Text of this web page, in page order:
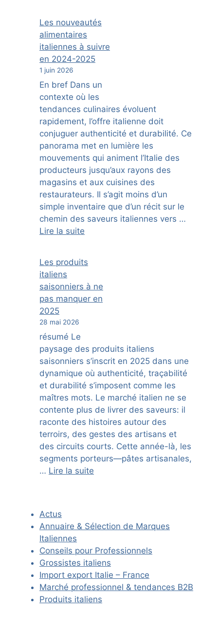
Les nouveautés
alimentaires
italiennes à suivre
en 2024-2025
1 juin 2026
En bref Dans un
contexte où les
tendances culinaires évoluent
rapidement, l’offre italienne doit
conjuguer authenticité et durabilité. Ce
panorama met en lumière les
mouvements qui animent l’Italie des
producteurs jusqu’aux rayons des
magasins et aux cuisines des
restaurateurs. Il s’agit moins d’un
simple inventaire que d’un récit sur le
chemin des saveurs italiennes vers …
Lire la suite
Les produits
italiens
saisonniers à ne
pas manquer en
2025
28 mai 2026
résumé Le
paysage des produits italiens
saisonniers s’inscrit en 2025 dans une
dynamique où authenticité, traçabilité
et durabilité s’imposent comme les
maîtres mots. Le marché italien ne se
contente plus de livrer des saveurs: il
raconte des histoires autour des
terroirs, des gestes des artisans et
des circuits courts. Cette année-là, les
segments porteurs—pâtes artisanales,
… Lire la suite
Actus
Annuaire & Sélection de Marques
Italiennes
Conseils pour Professionnels
Grossistes italiens
Import export Italie – France
Marché professionnel & tendances B2B
Produits italiens